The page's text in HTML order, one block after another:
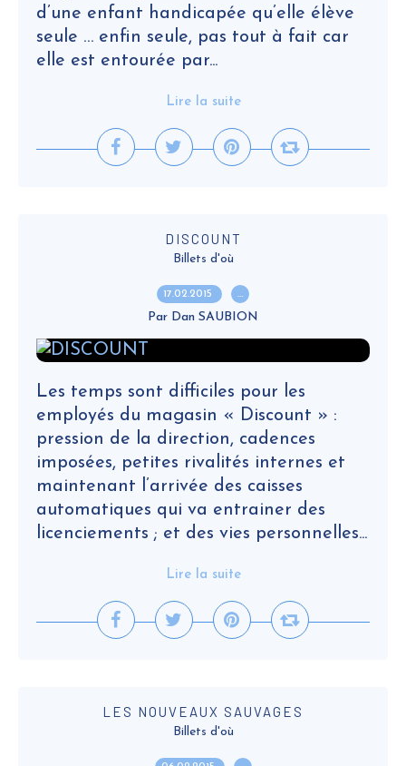
d’une enfant handicapée qu’elle élève
seule … enfin seule, pas tout à fait car
elle est entourée par...
Lire la suite
DISCOUNT
Billets d'où
17.02.2015 …
Par Dan SAUBION
Les temps sont difficiles pour les
employés du magasin « Discount » :
pression de la direction, cadences
imposées, petites rivalités internes et
maintenant l’arrivée des caisses
automatiques qui va entrainer des
licenciements ; et des vies personnelles...
Lire la suite
LES NOUVEAUX SAUVAGES
Billets d'où